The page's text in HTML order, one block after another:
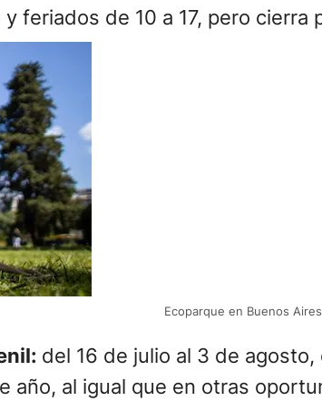
feriados de 10 a 17, pero cierra
Ecoparque en Buenos
del 16 de julio al 3 de
año, al igual que en otras